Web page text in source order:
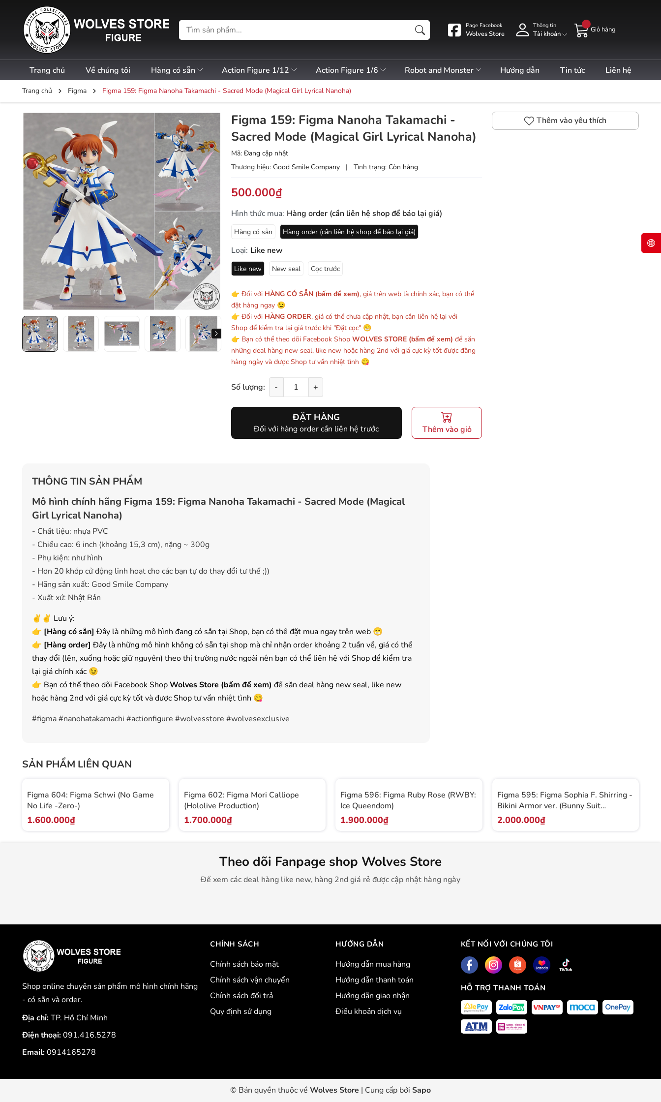
Page Facebook
Wolves Store
Thông tin
Tài khoản
Giỏ hàng
Trang chủ Về chúng tôi Hàng có sẵn Action Figure 1/12 Action Figure 1/6 Robot and Monster Hướng dẫn Tin tức Liên hệ
Trang chủ Figma Figma 159: Figma Nanoha Takamachi - Sacred Mode (Magical Girl Lyrical Nanoha)
Figma 159: Figma Nanoha Takamachi -
Sacred Mode (Magical Girl Lyrical Nanoha)
Mã: Đang cập nhật
Thương hiệu: Good Smile Company | Tình trạng: Còn hàng
500.000₫
Hình thức mua: Hàng order (cần liên hệ shop để báo lại giá)
Hàng có sẵn Hàng order (cần liên hệ shop để báo lại giá)
Loại: Like new
Like new New seal Cọc trước
👉 Đối với HÀNG CÓ SẴN (bấm để xem), giá trên web là chính xác, bạn có thể
đặt hàng ngay 😉
👉 Đối với HÀNG ORDER, giá có thể chưa cập nhật, bạn cần liên hệ lại với
Shop để kiểm tra lại giá trước khi "Đặt cọc" 😁
👉 Bạn có thể theo dõi Facebook Shop WOLVES STORE (bấm để xem) để săn
những deal hàng new seal, like new hoặc hàng 2nd với giá cực kỳ tốt được đăng
hàng ngày và được Shop tư vấn nhiệt tình 😋
Số lượng: - +
ĐẶT HÀNG
Đối với hàng order cần liên hệ trước Thêm vào giỏ
Thêm vào yêu thích
THÔNG TIN SẢN PHẨM
Mô hình chính hãng Figma 159: Figma Nanoha Takamachi - Sacred Mode (Magical
Girl Lyrical Nanoha)
- Chất liệu: nhựa PVC
- Chiều cao: 6 inch (khoảng 15,3 cm), nặng ~ 300g
- Phụ kiện: như hình
- Hơn 20 khớp cử động linh hoạt cho các bạn tự do thay đổi tư thế ;))
- Hãng sản xuất: Good Smile Company
- Xuất xứ: Nhật Bản
✌️✌️ Lưu ý:
👉 [Hàng có sẵn] Đây là những mô hình đang có sẵn tại Shop, bạn có thể đặt mua ngay trên web 😁
👉 [Hàng order] Đây là những mô hình không có sẵn tại shop mà chỉ nhận order khoảng 2 tuần về, giá có thể
thay đổi (lên, xuống hoặc giữ nguyên) theo thị trường nước ngoài nên bạn có thể liên hệ với Shop để kiểm tra
lại giá chính xác 😉
👉 Bạn có thể theo dõi Facebook ShopWolves Store (bấm để xem) để săn deal hàng new seal, like new
hoặc hàng 2nd với giá cực kỳ tốt và được Shop tư vấn nhiệt tình 😋
#figma #nanohatakamachi #actionfigure #wolvesstore #wolvesexclusive
SẢN PHẨM LIÊN QUAN
Figma 604: Figma Schwi (No Game
No Life -Zero-)
1.600.000₫
Figma 602: Figma Mori Calliope
(Hololive Production)
1.700.000₫
Figma 596: Figma Ruby Rose (RWBY:
Ice Queendom)
1.900.000₫
Figma 595: Figma Sophia F. Shirring -
Bikini Armor ver. (Bunny Suit
Planning)
2.000.000₫
Theo dõi Fanpage shop Wolves Store
Để xem các deal hàng like new, hàng 2nd giá rẻ được cập nhật hàng ngày
Shop online chuyên sản phẩm mô hình chính hãng
- có sẵn và order.
Địa chỉ:TP. Hồ Chí Minh
Điện thoại:091.416.5278
Email:0914165278
CHÍNH SÁCH
Chính sách bảo mật
Chính sách vận chuyển
Chính sách đổi trả
Quy định sử dụng
HƯỚNG DẪN
Hướng dẫn mua hàng
Hướng dẫn thanh toán
Hướng dẫn giao nhận
Điều khoản dịch vụ
KẾT NỐI VỚI CHÚNG TÔI
HỖ TRỢ THANH TOÁN
© Bản quyền thuộc về Wolves Store | Cung cấp bởi Sapo